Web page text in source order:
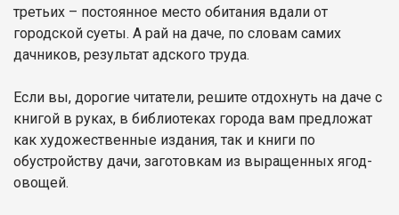
третьих – постоянное место обитания вдали от
городской суеты. А рай на даче, по словам самих
дачников, результат адского труда.
Если вы, дорогие читатели, решите отдохнуть на даче с
книгой в руках, в библиотеках города вам предложат
как художественные издания, так и книги по
обустройству дачи, заготовкам из выращенных ягод-
овощей.